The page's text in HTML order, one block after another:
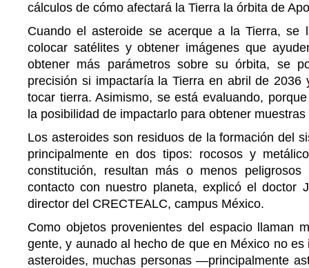
cálculos de cómo afectará la Tierra la órbita de
Cuando el asteroide se acerque a la Tierra, se
colocar satélites y obtener imágenes que
obtener más parámetros sobre su órbita, se
precisión si impactaría la Tierra en abril de 2036
tocar tierra. Asimismo, se está evaluando,
la posibilidad de impactarlo para obtener
Los asteroides son residuos de la formación del
principalmente en dos tipos: rocosos y
constitución, resultan más o menos
contacto con nuestro planeta, explicó el doctor
director del CRECTEALC, campus México.
Como objetos provenientes del espacio llaman
gente, y aunado al hecho de que en México no
asteroides, muchas personas —principalmente